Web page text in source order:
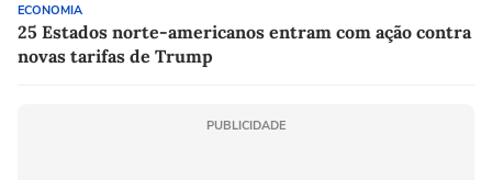
ECONOMIA
25 Estados norte-americanos entram com ação contra
novas tarifas de Trump
PUBLICIDADE